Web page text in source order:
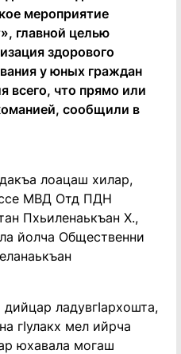
мероприятие
главной целью
здорового
у юных граждан
всего, что прямо или
сообщили в
лоацаш хилар,
МВД Отд ПДН
Пхьиленаькъан Х.,
йолча Общественни
дийцар ладувгIархошта,
гIулакх мел ийрча
юхавала могаш